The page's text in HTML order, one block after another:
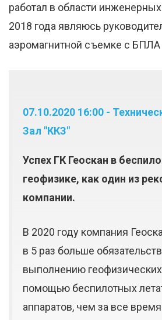
работал в области
2018 года являюсь
аэромагнитной съемке с БПЛА
07.10.2020 16:00 -
Зал "ККЗ"
Успех ГК Геоскан в
геофизике, как один из
компании.
В 2020 году компания
в 5 раз больше
выполнению
помощью беспилотных
аппаратов, чем за все время